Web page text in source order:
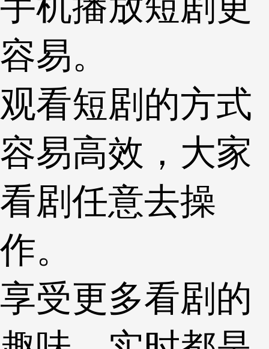
容易。
观看短剧的方式
容易高效，大家
看剧任意去操
作。
享受更多看剧的